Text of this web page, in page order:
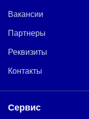
Вакансии
Партнеры
Реквизиты
Контакты
Сервис